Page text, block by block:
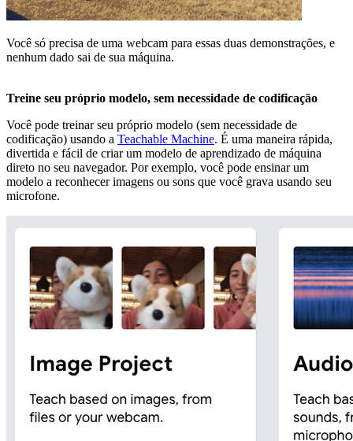
Você só precisa de uma webcam para essas duas demonstrações, e
nenhum dado sai de sua máquina.
Treine seu próprio modelo, sem necessidade de codificação
Você pode treinar seu próprio modelo (sem necessidade de
codificação) usando a Teachable Machine. É uma maneira rápida,
divertida e fácil de criar um modelo de aprendizado de máquina
direto no seu navegador. Por exemplo, você pode ensinar um
modelo a reconhecer imagens ou sons que você grava usando seu
microfone.